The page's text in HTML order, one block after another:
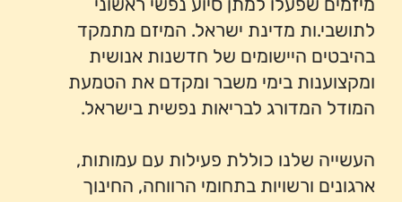
לתושבי.ות מדינת ישראל. המיזם מתמקד
בהיבטים היישומים של חדשנות אנושית
ומקצוענות בימי משבר ומקדם את הטמעת
המודל המדורג לבריאות נפשית בישראל.
העשייה שלנו כוללת פעילות עם עמותות,
ארגונים ורשויות בתחומי הרווחה, החינוך